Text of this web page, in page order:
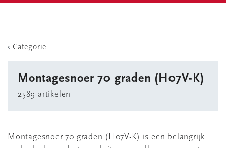
Categorie
Montagesnoer 70 graden (H07V-K)
2589 artikelen
Montagesnoer 70 graden (H07V-K) is een belangrijk